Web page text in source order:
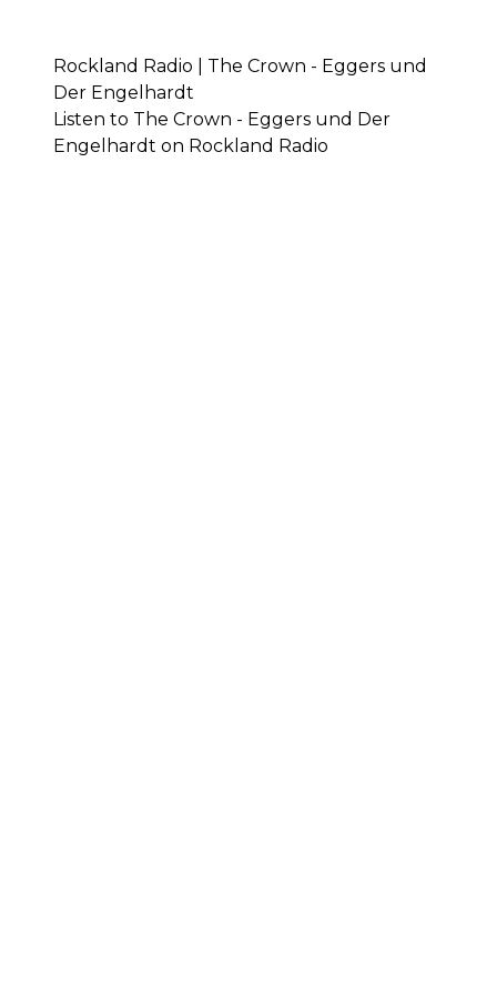
Rockland Radio | The Crown - Eggers und
Der Engelhardt
Listen to The Crown - Eggers und Der
Engelhardt on Rockland Radio